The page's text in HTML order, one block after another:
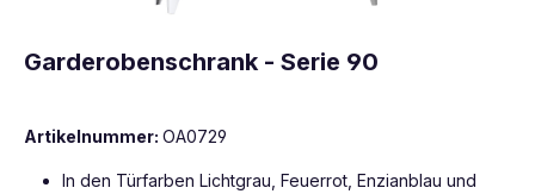
Garderobenschrank - Serie 90
Artikelnummer: OA0729
In den Türfarben Lichtgrau, Feuerrot, Enzianblau und